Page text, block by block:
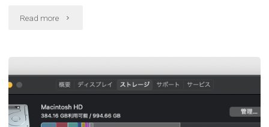
松
町
本
Read more "複
PC/Mac
に